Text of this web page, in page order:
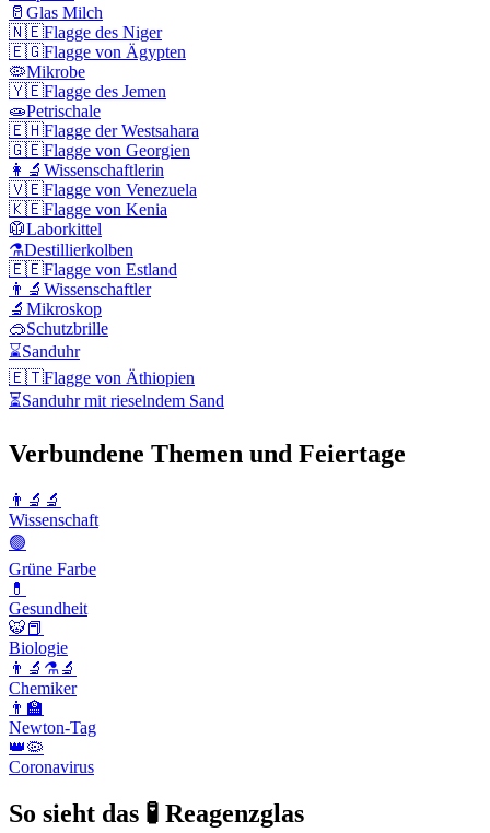
🥛 Glas Milch
🇳🇪Flagge des Niger
🇪🇬Flagge von Ägypten
🦠Mikrobe
🇾🇪Flagge des Jemen
🧫Petrischale
🇪🇭Flagge der Westsahara
🇬🇪Flagge von Georgien
👩‍🔬 Wissenschaftlerin
🇻🇪Flagge von Venezuela
🇰🇪Flagge von Kenia
🥼Laborkittel
⚗️Destillierkolben
🇪🇪Flagge von Estland
👨‍🔬 Wissenschaftler
🔬 Mikroskop
🥽Schutzbrille
⌛Sanduhr
🇪🇹Flagge von Äthiopien
⏳Sanduhr mit rieselndem Sand
Verbundene Themen und Feiertage
👨‍🔬🔬
Wissenschaft
🟢
Grüne Farbe
💊
Gesundheit
🐯📕
Biologie
👨‍🔬⚗️🔬
Chemiker
👨‍🏫
Newton-Tag
👑🦠
Coronavirus
So sieht das 🧪 Reagenzglas